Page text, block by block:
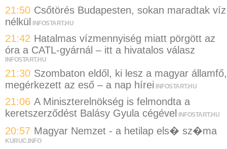
21:50 Csőtörés Budapesten, sokan maradtak víz
nélkül
INFOSTART.HU
21:42 Hatalmas vízmennyiség miatt pörgött az
óra a CATL-gyárnál – itt a hivatalos válasz
INFOSTART.HU
21:30 Szombaton eldől, ki lesz a magyar államfő,
megérkezett az eső – a nap hírei
INFOSTART.HU
21:06 A Miniszterelnökség is felmondta a
keretszerződést Balásy Gyula cégével INFOSTART.HU
20:57 Magyar Nemzet - a hetilap els� sz�ma
KURUC.INFO